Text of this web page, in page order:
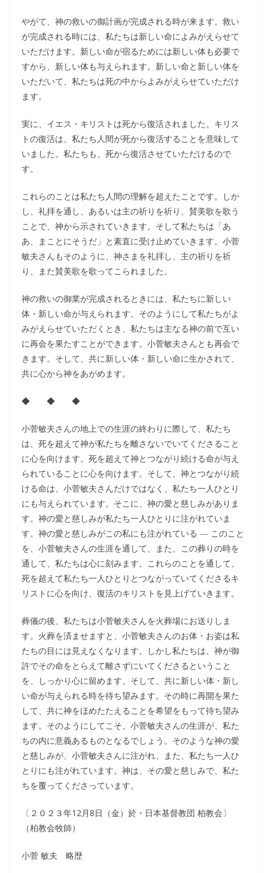
やがて、神の救いの御計画が完成される時が来ます。救い
が完成される時には、私たちは新しい命によみがえらせて
いただけます。新しい命が宿るためには新しい体も必要で
すから、新しい体も与えられます。新しい命と新しい体を
いただいて、私たちは死の中からよみがえらせていただけ
ます。
実に、イエス・キリストは死から復活されました。キリス
トの復活は、私たち人間が死から復活することを意味して
いました。私たちも、死から復活させていただけるので
す。
これらのことは私たち人間の理解を超えたことです。しか
し、礼拝を通し、あるいは主の祈りを祈り、賛美歌を歌う
ことで、神から示されていきます。そして私たちは「あ
あ、まことにそうだ」と素直に受け止めていきます。小菅
敏夫さんもそのように、神さまを礼拝し、主の祈りを祈
り、また賛美歌を歌ってこられました。
神の救いの御業が完成されるときには、私たちに新しい
体・新しい命が与えられます。そのようにして私たちがよ
みがえらせていただくとき、私たちは主なる神の前で互い
に再会を果たすことができます。小菅敏夫さんとも再会で
きます。そして、共に新しい体・新しい命に生かされて、
共に心から神をあがめます。
◆ ◆ ◆
小菅敏夫さんの地上での生涯の終わりに際して、私たち
は、死を超えて神が私たちを離さないでいてくださること
に心を向けます。死を超えて神とつながり続ける命が与え
られていることに心を向けます。そして、神とつながり続
ける命は、小菅敏夫さんだけではなく、私たち一人ひとり
にも与えられています。そこに、神の愛と慈しみがありま
す。神の愛と慈しみが私たち一人ひとりに注がれていま
す。神の愛と慈しみがこの私にも注がれている ― このこと
を、小菅敏夫さんの生涯を通して、また、この葬りの時を
通して、私たちは心に刻みます。これらのことを通して、
死を超えて私たち一人ひとりとつながっていてくださるキ
リストに心を向け、復活のキリストを見上げていきます。
葬儀の後、私たちは小菅敏夫さんを火葬場にお送りしま
す。火葬を済ませますと、小菅敏夫さんのお体・お姿は私
たちの目には見えなくなります。しかし私たちは、神が御
許でその命をとらえて離さずにいてくださるということ
を、しっかり心に留めます。そして、共に新しい体・新し
い命が与えられる時を待ち望みます。その時に再開を果た
して、共に神をほめたたえることを希望をもって待ち望み
ます。そのようにしてこそ、小菅敏夫さんの生涯が、私た
ちの内に意義あるものとなるでしょう。そのような神の愛
と慈しみが、小菅敏夫さんに注がれ、また、私たち一人ひ
とりにも注がれています。神は、その愛と慈しみで、私た
ちを覆ってくださっています。
〔２０２３年12月8日（金）於・日本基督教団 柏教会〕
（柏教会牧師）
小菅 敏夫 略歴